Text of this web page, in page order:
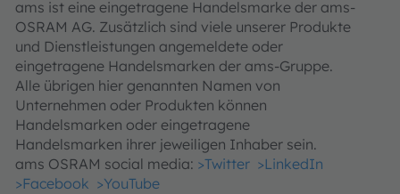
ams ist eine eingetragene Handelsmarke der ams-
OSRAM AG. Zusätzlich sind viele unserer Produkte
und Dienstleistungen angemeldete oder
eingetragene Handelsmarken der ams-Gruppe.
Alle übrigen hier genannten Namen von
Unternehmen oder Produkten können
Handelsmarken oder eingetragene
Handelsmarken ihrer jeweiligen Inhaber sein.
ams OSRAM social media: >Twitter >LinkedIn
>Facebook >YouTube